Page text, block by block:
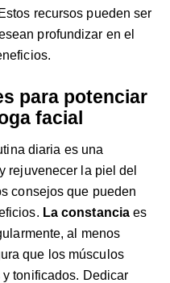
recursos pueden ser
profundizar en el
para potenciar
facial
diaria es una
rejuvenecer la piel del
consejos que pueden
La constancia es
al menos
que los músculos
tonificados. Dedicar